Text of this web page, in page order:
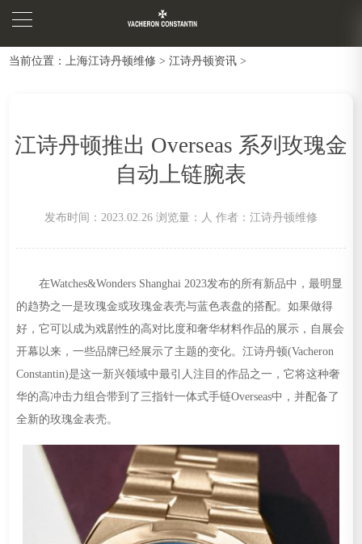
当前位置： 上海江诗丹顿维修 >江诗丹顿资讯 >
江诗丹顿推出 Overseas 系列玫瑰金
自动上链腕表
发布时间：2023.02.26 浏览量： 人 作者：江诗丹顿维修
在Watches&Wonders Shanghai 2023发布的所有新品中，最明显
的趋势之一是玫瑰金或玫瑰金表壳与蓝色表盘的搭配。如果做得
好，它可以成为戏剧性的高对比度和奢华材料作品的展示，自展会
开幕以来，一些品牌已经展示了主题的变化。江诗丹顿(Vacheron
Constantin)是这一新兴领域中最引人注目的作品之一，它将这种奢
华的高冲击力组合带到了三指针一体式手链Overseas中，并配备了
全新的玫瑰金表壳。